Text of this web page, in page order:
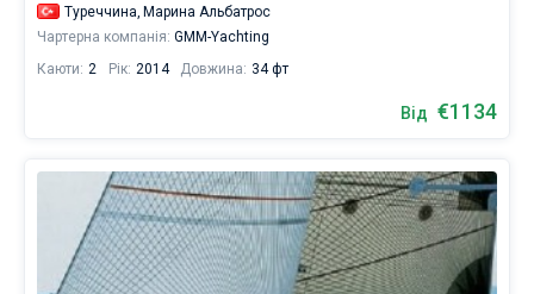
приватних
яхт,
бербоут
напевно
знайдете
Туреччина, Марина Альбатрос
Чартерна компанія: GMM-Yachting
Каюти: 2 Рік: 2014 Довжина: 34 фт
Від €1134